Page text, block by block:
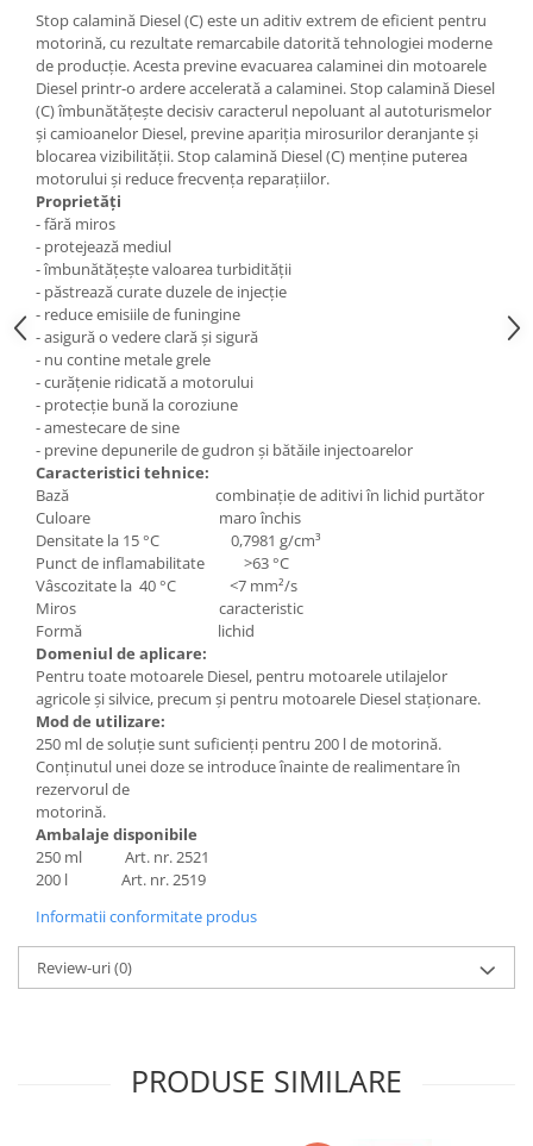
Mecanica
Electropompa si motoare electrice
Burdufuri si cilindri hidraulici
Role, bucsi si bolturi
BEHRENS
Bolturi - role - bucse
Burdufe si cilindri
Mecanice
Electrice
Hidraulice
Motoare electrice si pompe
SÖRENSEN
Mecanice
Electrice
Hidraulice
Cilindri hidraulici si burdufe
protectie
Grup electropompa
Bolturi, role si bucsi
MAMMUT LIFT
Mecanice
Electrice
Hidraulice
Motor electric si pompa hidraulica
Cilindru hidraulic si protectie
burduf
ERHEL - HYDRIS
Hidraulice
Electrice
Mecanice
Role, bucse si bolturi
Motoras electric si pompa
Stop calamină Diesel (C) este un aditiv extrem de eficient pentru
motorină, cu rezultate remarcabile datorită tehnologiei moderne
de producţie. Acesta previne evacuarea calaminei din motoarele
Diesel printr-o ardere accelerată a calaminei. Stop calamină Diesel
(C) îmbunătăţeşte decisiv caracterul nepoluant al autoturismelor
şi camioanelor Diesel, previne apariţia mirosurilor deranjante şi
blocarea vizibilităţii. Stop calamină Diesel (C) menţine puterea
motorului şi reduce frecvenţa reparaţiilor.
Proprietăți
- fără miros
- protejează mediul
- îmbunătățește valoarea turbidității
- păstrează curate duzele de injecție
- reduce emisiile de funingine
- asigură o vedere clară și sigură
- nu contine metale grele
- curățenie ridicată a motorului
- protecție bună la coroziune
- amestecare de sine
- previne depunerile de gudron și bătăile injectoarelor
Caracteristici tehnice:
Bază combinaţie de aditivi în lichid purtător
Culoare maro închis
Densitate la 15 °C 0,7981 g/cm³
Punct de inflamabilitate >63 °C
Vâscozitate la 40 °C <7 mm²/s
Miros caracteristic
Formă lichid
Domeniul de aplicare:
Pentru toate motoarele Diesel, pentru motoarele utilajelor
agricole şi silvice, precum şi pentru motoarele Diesel staţionare.
Mod de utilizare:
250 ml de soluţie sunt suficienți pentru 200 l de motorină.
Conţinutul unei doze se introduce înainte de realimentare în
rezervorul de
motorină.
Ambalaje disponibile
250 ml Art. nr. 2521
200 l Art. nr. 2519
Informatii conformitate produs
Review-uri(0)
PRODUSE SIMILARE